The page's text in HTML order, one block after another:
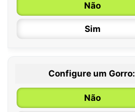
Não
Sim
Configure um Gorro:
Não